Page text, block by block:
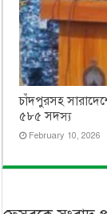
চাঁদপুরসহ
৫৮৫ সদস্য
February 10, 2026